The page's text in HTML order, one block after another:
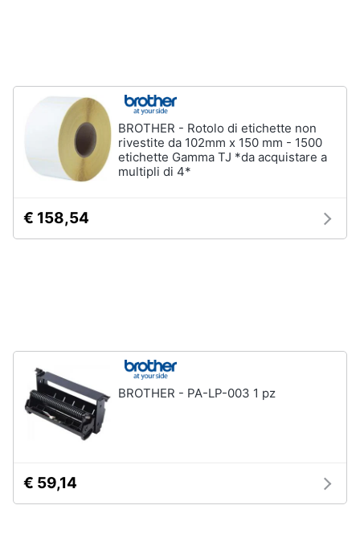
Casalinghi
Abbigliamento
Sport
Animali
dvd
Festività
e
ricorrenze
Promozioni
BROTHER - Rotolo di etichette non
rivestite da 102mm x 150 mm - 1500
etichette Gamma TJ *da acquistare a
multipli di 4*
€ 158,54
BROTHER - PA-LP-003 1 pz
€ 59,14